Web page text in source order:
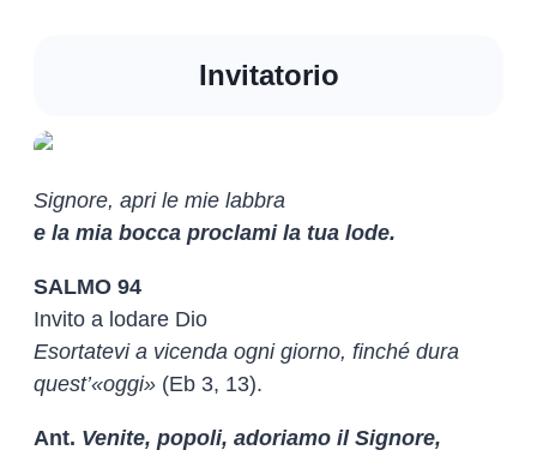
Invitatorio
Signore, apri le mie labbra
e la mia bocca proclami la tua lode.
SALMO 94
Invito a lodare Dio
Esortatevi a vicenda ogni giorno, finché dura
quest’«oggi» (Eb 3, 13).
Ant. Venite, popoli, adoriamo il Signore,